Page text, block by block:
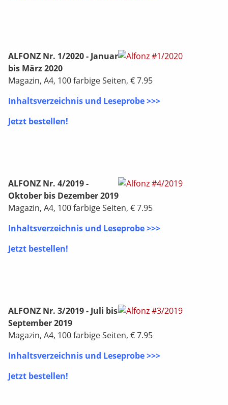
ALFONZ Nr. 1/2020 - Januar
bis März 2020
Magazin, A4, 100 farbige Seiten, € 7.95
Inhaltsverzeichnis und Leseprobe >>>
Jetzt bestellen!
ALFONZ Nr. 4/2019 -
Oktober bis Dezember 2019
Magazin, A4, 100 farbige Seiten, € 7.95
Inhaltsverzeichnis und Leseprobe >>>
Jetzt bestellen!
ALFONZ Nr. 3/2019 - Juli bis
September 2019
Magazin, A4, 100 farbige Seiten, € 7.95
Inhaltsverzeichnis und Leseprobe >>>
Jetzt bestellen!